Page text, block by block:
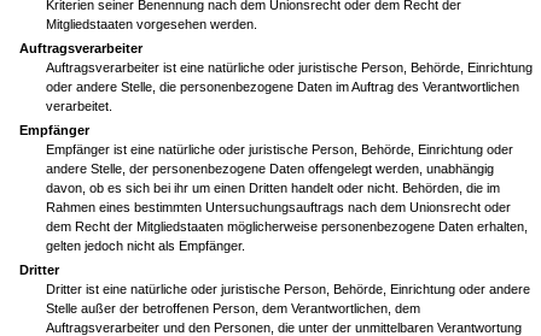
Kriterien seiner Benennung nach dem Unionsrecht oder dem Recht der
Mitgliedstaaten vorgesehen werden.
Auftragsverarbeiter
Auftragsverarbeiter ist eine natürliche oder juristische Person, Behörde, Einrichtung
oder andere Stelle, die personenbezogene Daten im Auftrag des Verantwortlichen
verarbeitet.
Empfänger
Empfänger ist eine natürliche oder juristische Person, Behörde, Einrichtung oder
andere Stelle, der personenbezogene Daten offengelegt werden, unabhängig
davon, ob es sich bei ihr um einen Dritten handelt oder nicht. Behörden, die im
Rahmen eines bestimmten Untersuchungsauftrags nach dem Unionsrecht oder
dem Recht der Mitgliedstaaten möglicherweise personenbezogene Daten erhalten,
gelten jedoch nicht als Empfänger.
Dritter
Dritter ist eine natürliche oder juristische Person, Behörde, Einrichtung oder andere
Stelle außer der betroffenen Person, dem Verantwortlichen, dem
Auftragsverarbeiter und den Personen, die unter der unmittelbaren Verantwortung